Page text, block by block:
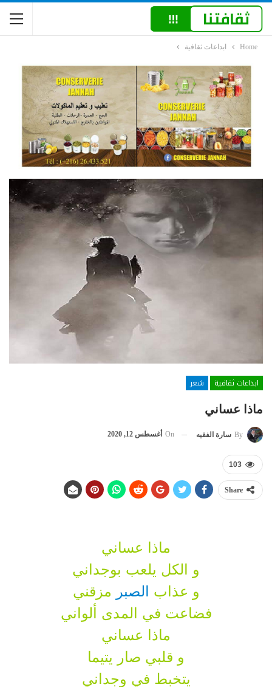
Home ابداعات ثقافية
ابداعات ثقافية
شعر
ماذا عساني
By سارة الفقيه On أغسطس 12, 2020
103
Share
ماذا عساني
و الكل يلعب بوجداني
و عذاب الصبر مزقني
فضاعت في المدى ألواني
ماذا عساني
و قلبي صار يتيما
يتخبط في وجداني